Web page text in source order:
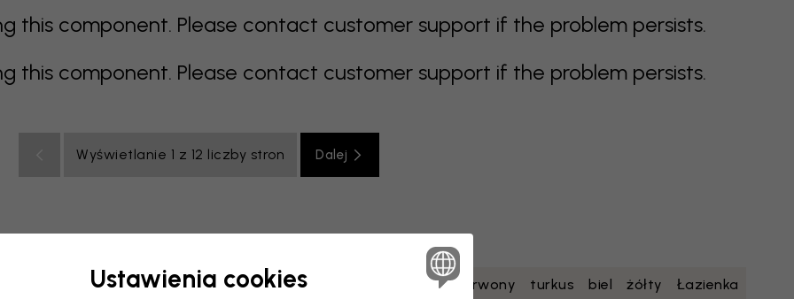
this component. Please contact customer support if the problem persists.
this component. Please contact customer support if the problem persists.
Wyświetlanie 1 z 12 liczby stron Dalej
kolorowy pomarańczowy różowy fioletowy czerwony turkus biel żółty Łazienka
Ustawienia cookies